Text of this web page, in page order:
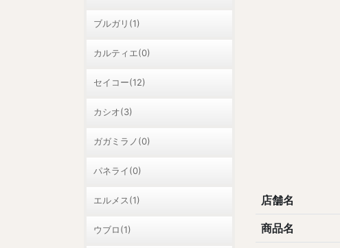
店舗名
商品名
ブルガリ(1)
カルティエ(0)
セイコー(12)
カシオ(3)
ガガミラノ(0)
パネライ(0)
エルメス(1)
ウブロ(1)